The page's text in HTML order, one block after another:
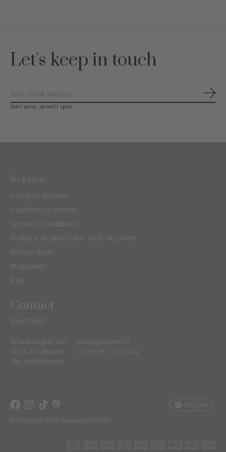
Let's keep in touch
Don’t worry, we won’t spam
Service
A propos de nous
Expédition & retours
Termes et conditions
Politique de protection de la vie privée
Service client
Magazines
B2B
Contact
Need help?
Schinkeldijkje 16s
1432CE Aalsmeer
The Netherlands
info@poetree.nl
+31(0)297 22 33 44
© Copyright 2026 Poetree Kids Fil RSS
Français
Nederlands